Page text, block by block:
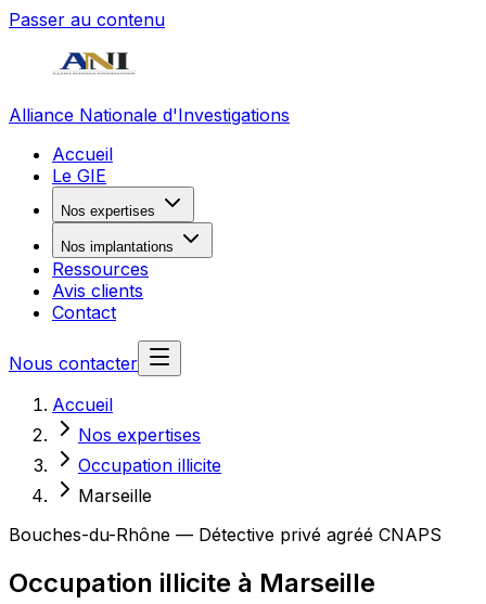
Passer au contenu
Alliance Nationale d'Investigations
Accueil
Le GIE
Nos expertises
Nos implantations
Ressources
Avis clients
Contact
Nous contacter
Accueil
Nos expertises
Occupation illicite
Marseille
Bouches-du-Rhône — Détective privé agréé CNAPS
Occupation illicite à Marseille